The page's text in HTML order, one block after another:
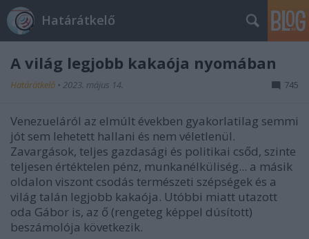
Határátkelő
A világ legjobb kakaója nyomában
Határátkelő • 2023. május 14. 745
Venezueláról az elmúlt években gyakorlatilag semmi
jót sem lehetett hallani és nem véletlenül.
Zavargások, teljes gazdasági és politikai csőd, szinte
teljesen értéktelen pénz, munkanélküliség... a másik
oldalon viszont csodás természeti szépségek és a
világ talán legjobb kakaója. Utóbbi miatt utazott
oda Gábor is, az ő (rengeteg képpel dúsított)
beszámolója következik.